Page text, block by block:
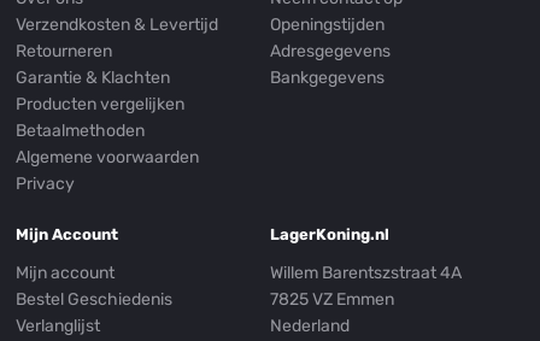
Verzendkosten & Levertijd
Retourneren
Garantie & Klachten
Producten vergelijken
Betaalmethoden
Algemene voorwaarden
Privacy
Openingstijden
Adresgegevens
Bankgegevens
Mijn Account
Mijn account
Bestel Geschiedenis
Verlanglijst
LagerKoning.nl
Willem Barentszstraat 4A
7825 VZ Emmen
Nederland